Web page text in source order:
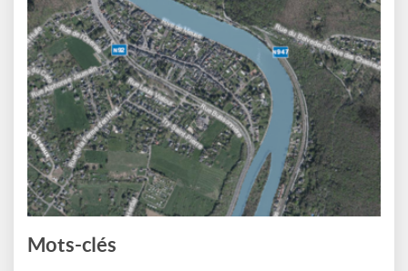
Mots-clés